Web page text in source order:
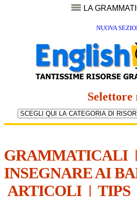
LA
NUOVA
GRAMMATICALI|
INSEGNARE AI
ARTICOLI| TIPS